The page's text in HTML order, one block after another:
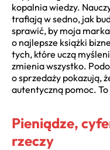
kopalnia wiedzy.
trafiają w sedno, jak
sprawić, by moja
o najlepsze książki
tych, które uczą
zmienia wszystko.
o sprzedaży pokazują,
autentyczną pomoc. To
Pieniądze,
rzeczy